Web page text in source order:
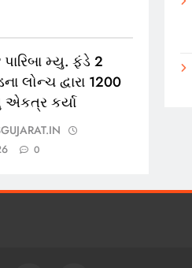
પારિબા મ્યુ. ફંડે 2
લોન્ચ દ્વારા 1200
એકત્ર કર્યા
0